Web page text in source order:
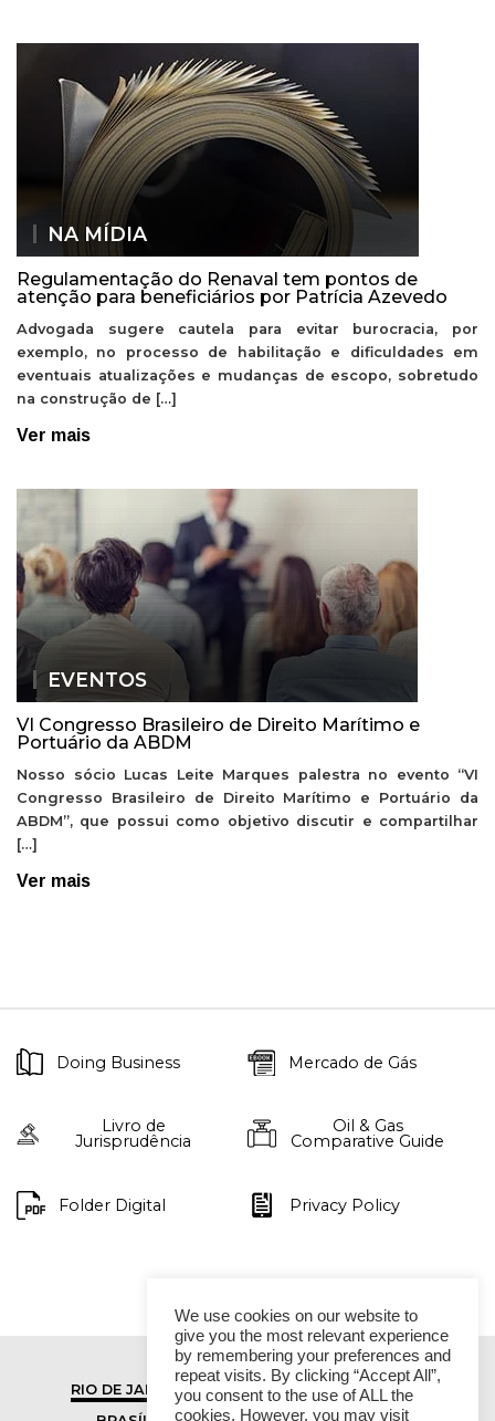
NA MÍDIA
Regulamentação do Renaval tem pontos de
atenção para beneficiários por Patrícia Azevedo
Advogada sugere cautela para evitar burocracia, por
exemplo, no processo de habilitação e dificuldades em
eventuais atualizações e mudanças de escopo, sobretudo
na construção de […]
Ver mais
EVENTOS
VI Congresso Brasileiro de Direito Marítimo e
Portuário da ABDM
Nosso sócio Lucas Leite Marques palestra no evento “VI
Congresso Brasileiro de Direito Marítimo e Portuário da
ABDM”, que possui como objetivo discutir e compartilhar
[…]
Ver mais
Doing Business Mercado de Gás
Livro de
Jurisprudência
Oil & Gas
Comparative Guide
Folder Digital Privacy Policy
RIO DE JANEIRO
SÃO PAULO
We use cookies on our website to
give you the most relevant experience
by remembering your preferences and
repeat visits. By clicking “Accept All”,
you consent to the use of ALL the
cookies. However, you may visit